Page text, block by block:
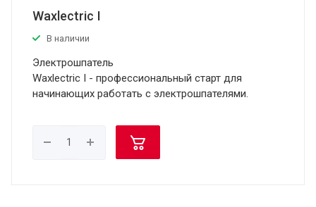
Waxlectric I
В наличии
Электрошпатель
Waxlectric I - профессиональный старт для
начинающих работать с электрошпателями.